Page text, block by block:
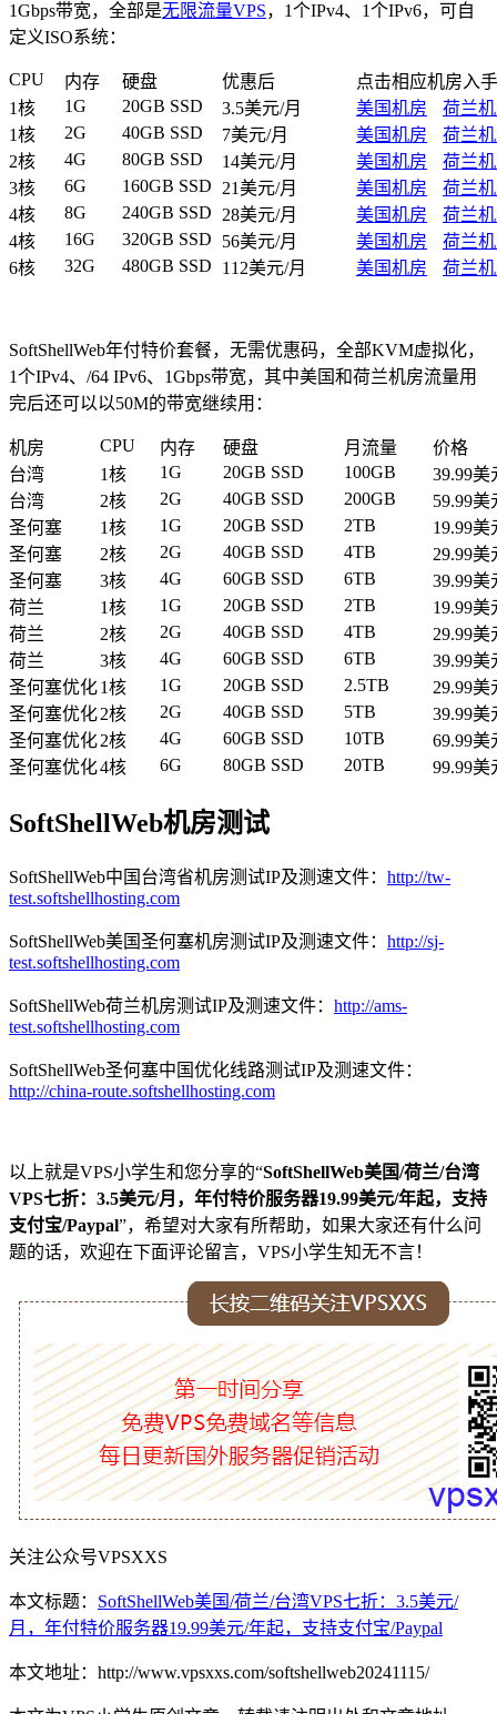
1Gbps带宽，全部是无限流量VPS，1个IPv4、1个IPv6，可自
定义ISO系统：
CPU 内存 硬盘 优惠后
点击相应机房入手
1核
1G 20GB SSD 3.5美元/月 美国机房
荷兰
1核
2G 40GB SSD 7美元/月 美国机房
荷兰
2核
4G 80GB SSD 14美元/月 美国机房
荷兰
3核
6G 160GB SSD 21美元/月 美国机房
荷兰
4核
8G 240GB SSD 28美元/月 美国机房
荷兰
4核
16G 320GB SSD 56美元/月 美国机房
荷兰
6核
32G 480GB SSD 112美元/月 美国机房 荷兰
SoftShellWeb年付特价套餐，无需优惠码，全部KVM虚拟化，
1个IPv4、/64 IPv6、1Gbps带宽，其中美国和荷兰机房流量用
完后还可以以50M的带宽继续用：
机房 CPU 内存 硬盘 月流量
价格
台湾
1核 1G 20GB SSD 100GB
39.99美
台湾
2核 2G 40GB SSD 200GB
59.99美
圣何塞
1核 1G 20GB SSD 2TB
19.99美
圣何塞
2核 2G 40GB SSD 4TB
29.99美
圣何塞
3核 4G 60GB SSD 6TB
39.99美
荷兰
1核 1G 20GB SSD 2TB
19.99美
荷兰
2核 2G 40GB SSD 4TB
29.99美
荷兰
3核 4G 60GB SSD 6TB
39.99美
圣何塞优化1核 1G 20GB SSD 2.5TB
29.99美
圣何塞优化2核 2G 40GB SSD 5TB
39.99美
圣何塞优化2核 4G 60GB SSD 10TB
69.99美
圣何塞优化4核 6G 80GB SSD 20TB 99.99美
SoftShellWeb机房测试
SoftShellWeb中国台湾省机房测试IP及测速文件： http://tw-
test.softshellhosting.com
SoftShellWeb美国圣何塞机房测试IP及测速文件： http://sj-
test.softshellhosting.com
SoftShellWeb荷兰机房测试IP及测速文件： http://ams-
test.softshellhosting.com
SoftShellWeb圣何塞中国优化线路测试IP及测速文件：
http://china-route.softshellhosting.com
以上就是VPS小学生和您分享的“SoftShellWeb美国/荷兰/台湾
VPS七折：3.5美元/月，年付特价服务器19.99美元/年起，支持
支付宝/Paypal”，希望对大家有所帮助，如果大家还有什么问
题的话，欢迎在下面评论留言，VPS小学生知无不言！
关注公众号VPSXXS
本文标题： SoftShellWeb美国/荷兰/台湾VPS七折：3.5美元/
月，年付特价服务器19.99美元/年起，支持支付宝/Paypal
本文地址：http://www.vpsxxs.com/softshellweb20241115/